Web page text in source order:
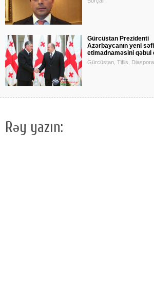
Gürcüstan Prezidenti
Azərbaycanın yeni
etimadnaməsini qəbul
Gürcüstan, Tiflis, Diaspora
Rəy yazın: